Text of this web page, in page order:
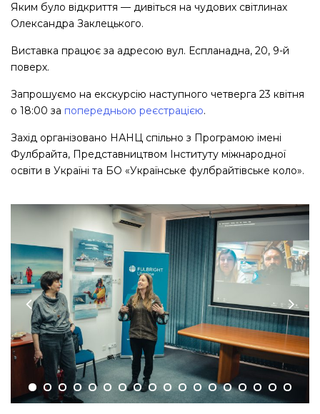
Яким було відкриття — дивіться на чудових світлинах
Олександра Заклецького.
Виставка працює за адресою вул. Еспланадна, 20, 9-й
поверх.
Запрошуємо на екскурсію наступного четверга 23 квітня
о 18:00 за попередньою реєстрацією.
Захід організовано НАНЦ спільно з Програмою імені
Фулбрайта, Представництвом Інституту міжнародної
освіти в Україні та БО «Українське фулбрайтівське коло».